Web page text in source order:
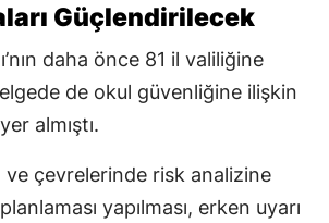
Güçlendirilecek
daha önce 81 il valiliğine
de okul güvenliğine ilişkin
almıştı.
ve çevrelerinde risk analizine
yapılması, erken uyarı